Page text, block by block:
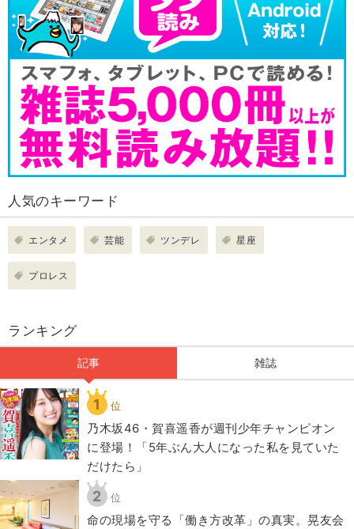
人気のキーワード
エンタメ 芸能 ツンデレ 星座
プロレス
ランキング
記事 雑誌
1 位
乃木坂46・賀喜遥香が週刊少年チャンピオン
に登場！「5年ぶん大人になった私を見ていた
だけたら」
2 位
​命の現場を守る「働き方改革」の真実。晃友会